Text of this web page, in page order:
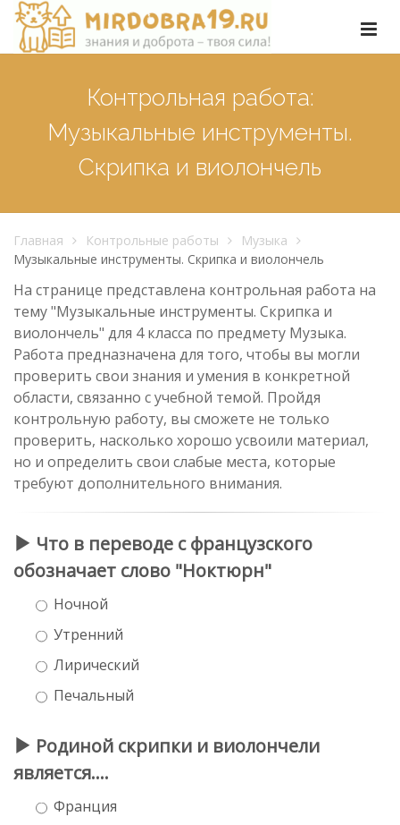
Контрольная работа:
Музыкальные инструменты.
Скрипка и виолончель
Главная Контрольные работы
Музыка
Музыкальные инструменты. Скрипка и виолончель
На странице представлена контрольная работа на
тему "Музыкальные инструменты. Скрипка и
виолончель" для 4 класса по предмету Музыка.
Работа предназначена для того, чтобы вы могли
проверить свои знания и умения в конкретной
области, связанно с учебной темой. Пройдя
контрольную работу, вы сможете не только
проверить, насколько хорошо усвоили материал,
но и определить свои слабые места, которые
требуют дополнительного внимания.
Что в переводе с французского
обозначает слово "Ноктюрн"
Ночной
Утренний
Лирический
Печальный
Родиной скрипки и виолончели
является....
Франция